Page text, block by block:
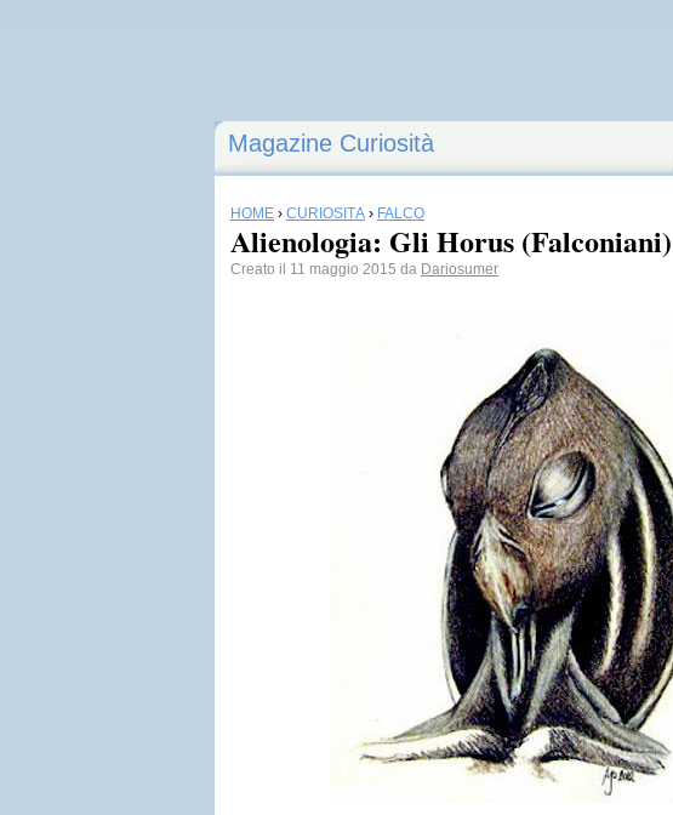
Magazine Curiosità
HOME › CURIOSITÀ › FALCO
Alienologia: Gli Horus (Falconiani)
Creato il 11 maggio 2015 da Dariosumer